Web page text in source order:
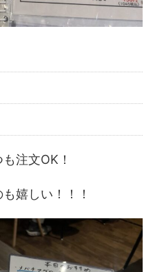
注文OK！
嬉しい！！！